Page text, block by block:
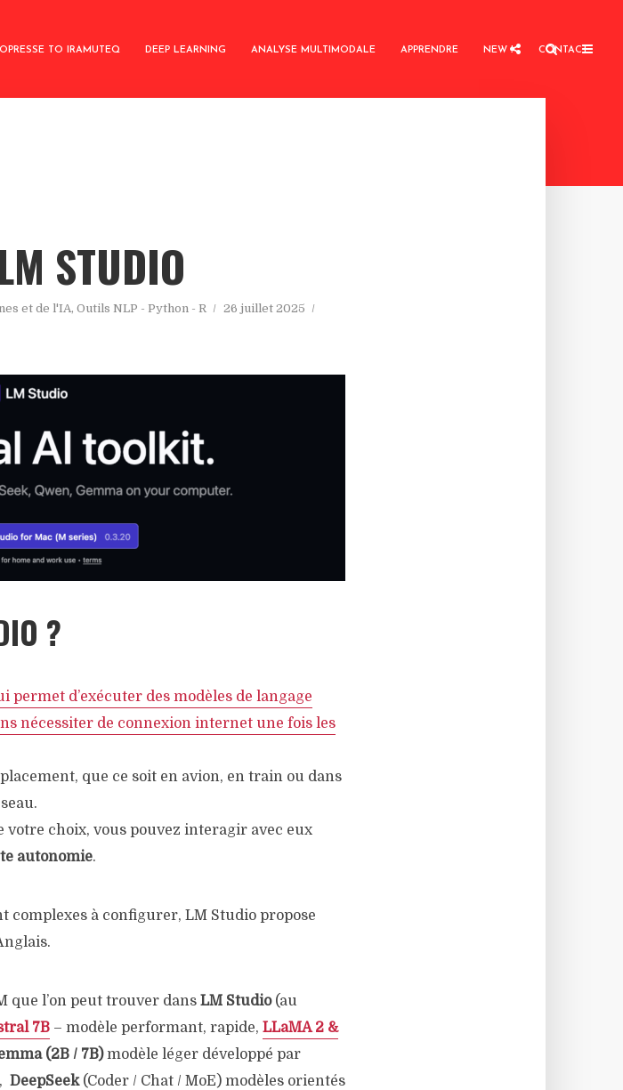
TO IRAMUTEQ DEEP LEARNING ANALYSE MULTIMODALE APPRENDRE NEW ! CONTACT
STUDIO
et de l'IA, Outils NLP - Python - R
26 juillet 2025
?
d’exécuter des modèles de langage
nécessiter de connexion internet une fois les
que ce soit en avion, en train ou dans
votre choix, vous pouvez interagir avec eux
autonomie.
complexes à configurer, LM Studio propose
que l’on peut trouver dans LM Studio(au
7B – modèle performant, rapide, LLaMA 2 &
(2B / 7B)modèle léger développé par
DeepSeek (Coder / Chat / MoE) modèles orientés